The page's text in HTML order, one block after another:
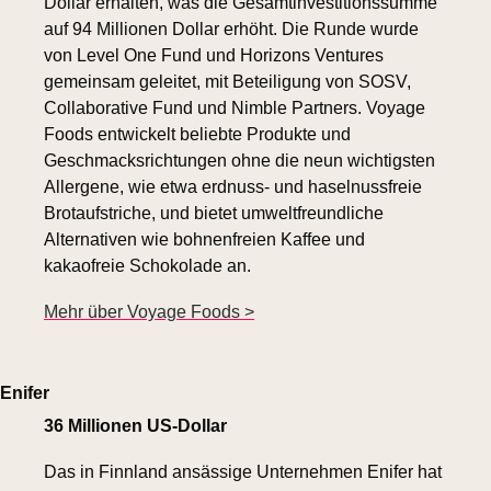
auf 94 Millionen Dollar erhöht. Die Runde wurde
von Level One Fund und Horizons Ventures
gemeinsam geleitet, mit Beteiligung von SOSV,
Collaborative Fund und Nimble Partners. Voyage
Foods entwickelt beliebte Produkte und
Geschmacksrichtungen ohne die neun wichtigsten
Allergene, wie etwa erdnuss- und haselnussfreie
Brotaufstriche, und bietet umweltfreundliche
Alternativen wie bohnenfreien Kaffee und
kakaofreie Schokolade an.
Mehr über Voyage Foods >
Enifer
36 Millionen US-Dollar
Das in Finnland ansässige Unternehmen Enifer hat